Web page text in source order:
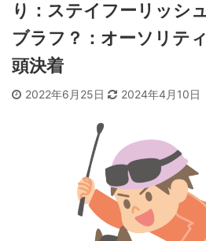
り：ステイフーリッシ
ブラフ？：オーソリテ
頭決着
2022年6月25日 2024年4月10日